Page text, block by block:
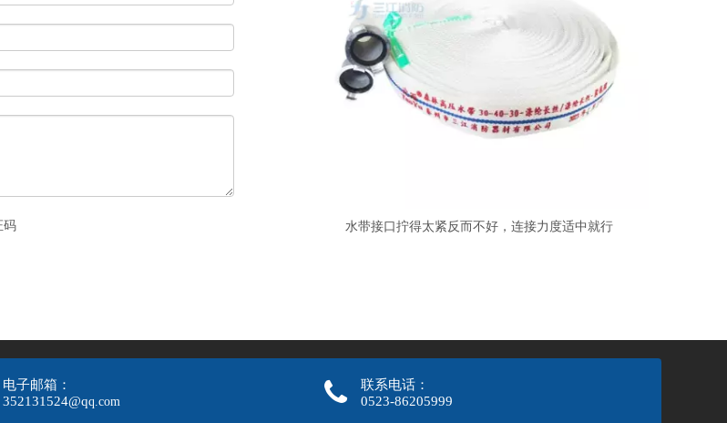
水带接口拧得太紧反而不好，连接力度适中就行
电子邮箱：
352131524@qq.com
联系电话：
0523-86205999